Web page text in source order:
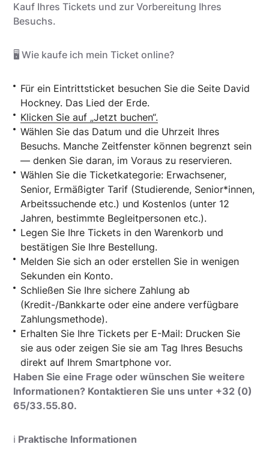
Kauf Ihres Tickets und zur Vorbereitung Ihres
Besuchs.
🖥️ Wie kaufe ich mein Ticket online?
Für ein Eintrittsticket besuchen Sie die Seite David
Hockney. Das Lied der Erde.
Klicken Sie auf „Jetzt buchen“.
Wählen Sie das Datum und die Uhrzeit Ihres
Besuchs. Manche Zeitfenster können begrenzt sein
— denken Sie daran, im Voraus zu reservieren.
Wählen Sie die Ticketkategorie: Erwachsener,
Senior, Ermäßigter Tarif (Studierende, Senior*innen,
Arbeitssuchende etc.) und Kostenlos (unter 12
Jahren, bestimmte Begleitpersonen etc.).
Legen Sie Ihre Tickets in den Warenkorb und
bestätigen Sie Ihre Bestellung.
Melden Sie sich an oder erstellen Sie in wenigen
Sekunden ein Konto.
Schließen Sie Ihre sichere Zahlung ab
(Kredit-/Bankkarte oder eine andere verfügbare
Zahlungsmethode).
Erhalten Sie Ihre Tickets per E-Mail: Drucken Sie
sie aus oder zeigen Sie sie am Tag Ihres Besuchs
direkt auf Ihrem Smartphone vor.
Haben Sie eine Frage oder wünschen Sie weitere
Informationen? Kontaktieren Sie uns unter +32 (0)
65/33.55.80.
ℹ️ Praktische Informationen